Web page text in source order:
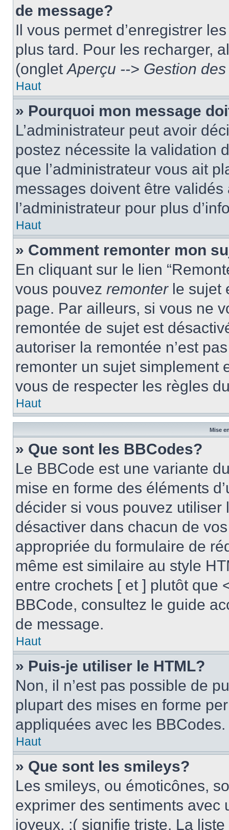
de message?
Il vous permet d’enregistrer
plus tard. Pour les recharger,
(ongletAperçu --> Gestion
Haut
» Pourquoi mon message
L’administrateur peut avoir
postez nécessite la validation
que l’administrateur vous ait
messages doivent être validés
l’administrateur pour plus
Haut
» Comment remonter mon
En cliquant sur le lien
vous pouvez remonterle sujet
page. Par ailleurs, si vous ne
remontée de sujet est
autoriser la remontée n’est
remonter un sujet simplement
vous de respecter les règles
Haut
Mise
» Que sont les BBCodes?
Le BBCode est une variante
mise en forme des éléments
décider si vous pouvez
désactiver dans chacun de
appropriée du formulaire de
même est similaire au style
entre crochets [ et ] plutôt que
BBCode, consultez le guide
de message.
Haut
» Puis-je utiliser le HTML?
Non, il n’est pas possible de
plupart des mises en forme
appliquées avec les BBCodes.
Haut
» Que sont les smileys?
Les smileys, ou émoticônes,
exprimer des sentiments avec
joyeux, :( signifie triste. La